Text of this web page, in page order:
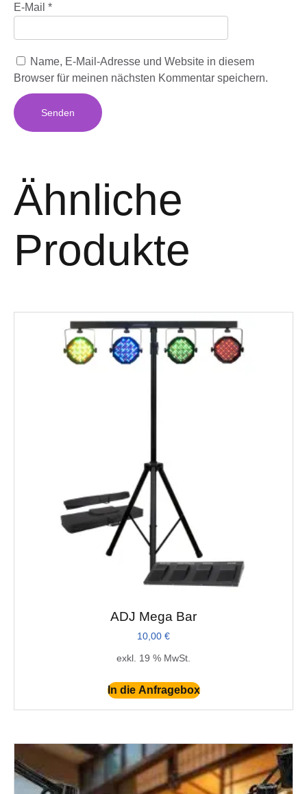
E-Mail *
Name, E-Mail-Adresse und Website in diesem
Browser für meinen nächsten Kommentar speichern.
Ähnliche
Produkte
ADJ Mega Bar
10,00 €
exkl. 19 % MwSt.
In die Anfragebox